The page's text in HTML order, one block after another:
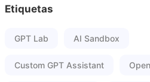
Etiquetas
GPT Lab AI Sandbox
Custom GPT Assistant